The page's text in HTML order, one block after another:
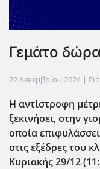
Γεμάτο
22 Δεκεμβρίου 2024 |
Η αντίστροφη
ξεκινήσει, στην
οποία
στις εξέδρες του
Κυριακής 29/12